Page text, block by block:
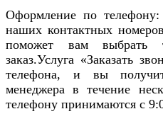
Оформление по
наших контактных
поможет вам выбрать
заказ.Услуга «Заказать
телефона, и вы
менеджера в течение
телефону принимаются с